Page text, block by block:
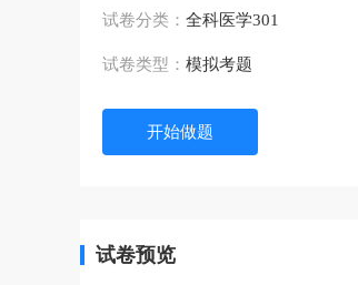
试卷分类： 全科医学301
试卷类型： 模拟考题
开始做题
试卷预览